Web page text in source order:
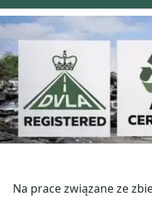
Na prace związane ze